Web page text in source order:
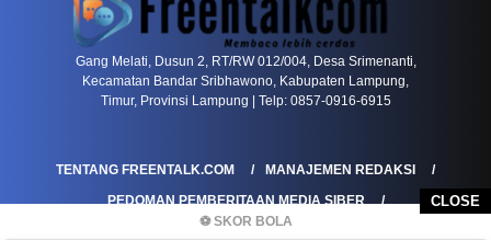
CLOSE
⚽ SKOR BOLA
Gang Melati, Dusun 2, RT/RW 012/004, Desa Srimenanti,
Kecamatan Bandar Sribhawono, Kabupaten Lampung,
Timur, Provinsi Lampung | Telp: 0857-0916-6915
TENTANG FREENTALK.COM
MANAJEMEN REDAKSI
PEDOMAN PEMBERITAAN MEDIA SIBER
PEDOMAN PEMBERITAAN RAMAH ANAK